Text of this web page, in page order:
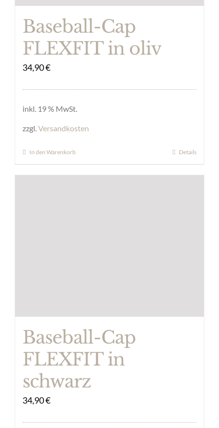
Baseball-Cap
FLEXFIT in oliv
34,90€
inkl. 19 % MwSt.
zzgl. Versandkosten
In den Warenkorb Details
Baseball-Cap
FLEXFIT in
schwarz
34,90€